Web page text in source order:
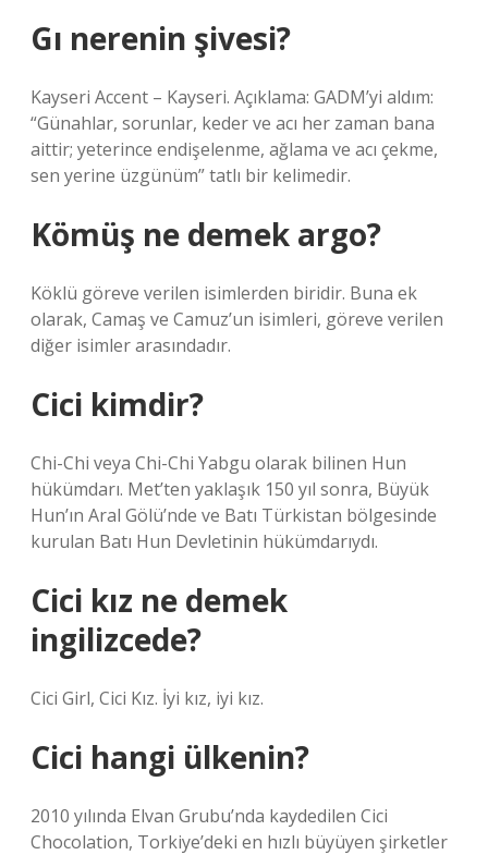
Gı nerenin şivesi?
Kayseri Accent – Kayseri. Açıklama: GADM’yi aldım:
“Günahlar, sorunlar, keder ve acı her zaman bana
aittir; yeterince endişelenme, ağlama ve acı çekme,
sen yerine üzgünüm” tatlı bir kelimedir.
Kömüş ne demek argo?
Köklü göreve verilen isimlerden biridir. Buna ek
olarak, Camaş ve Camuz’un isimleri, göreve verilen
diğer isimler arasındadır.
Cici kimdir?
Chi-Chi veya Chi-Chi Yabgu olarak bilinen Hun
hükümdarı. Met’ten yaklaşık 150 yıl sonra, Büyük
Hun’ın Aral Gölü’nde ve Batı Türkistan bölgesinde
kurulan Batı Hun Devletinin hükümdarıydı.
Cici kız ne demek
ingilizcede?
Cici Girl, Cici Kız. İyi kız, iyi kız.
Cici hangi ülkenin?
2010 yılında Elvan Grubu’nda kaydedilen Cici
Chocolation, Torkiye’deki en hızlı büyüyen şirketler